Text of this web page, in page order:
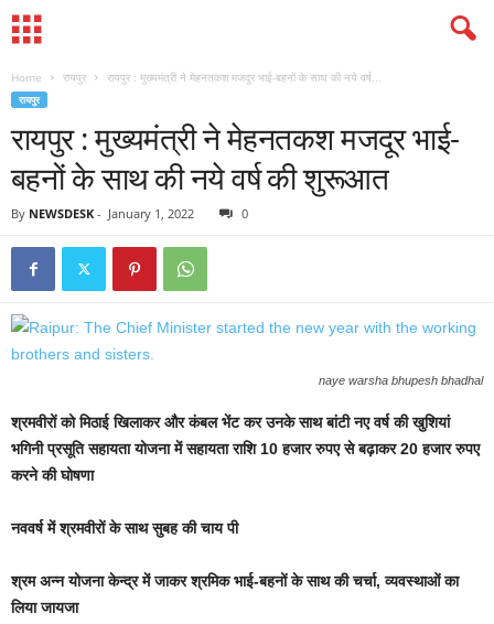
Home रायपुर रायपुर : मुख्यमंत्री ने मेहनतकश मजदूर भाई-बहनों के साथ की नये वर्ष...
रायपुर
रायपुर : मुख्यमंत्री ने मेहनतकश मजदूर भाई-
बहनों के साथ की नये वर्ष की शुरूआत
By NEWSDESK - January 1, 2022 0
naye warsha bhupesh bhadhal
श्रमवीरों को मिठाई खिलाकर और कंबल भेंट कर उनके साथ बांटी नए वर्ष की खुशियां
भगिनी प्रसूति सहायता योजना में सहायता राशि 10 हजार रुपए से बढ़ाकर 20 हजार रुपए
करने की घोषणा
नववर्ष में श्रमवीरों के साथ सुबह की चाय पी
श्रम अन्न योजना केन्द्र में जाकर श्रमिक भाई-बहनों के साथ की चर्चा, व्यवस्थाओं का
लिया जायजा